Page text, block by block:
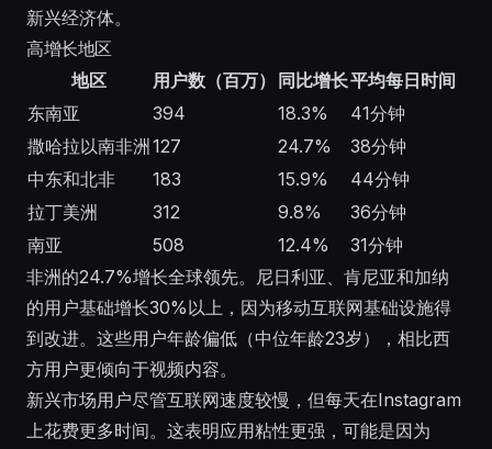
新兴经济体。
高增长地区
地区
用户数（百万） 同比增长平均每日时间
东南亚
394 18.3%
41分钟
撒哈拉以南非洲 127 24.7%
38分钟
中东和北非
183 15.9%
44分钟
拉丁美洲
312 9.8%
36分钟
南亚
508 12.4%
31分钟
非洲的24.7%增长全球领先。尼日利亚、肯尼亚和加纳
的用户基础增长30%以上，因为移动互联网基础设施得
到改进。这些用户年龄偏低（中位年龄23岁），相比西
方用户更倾向于视频内容。
新兴市场用户尽管互联网速度较慢，但每天在Instagram
上花费更多时间。这表明应用粘性更强，可能是因为